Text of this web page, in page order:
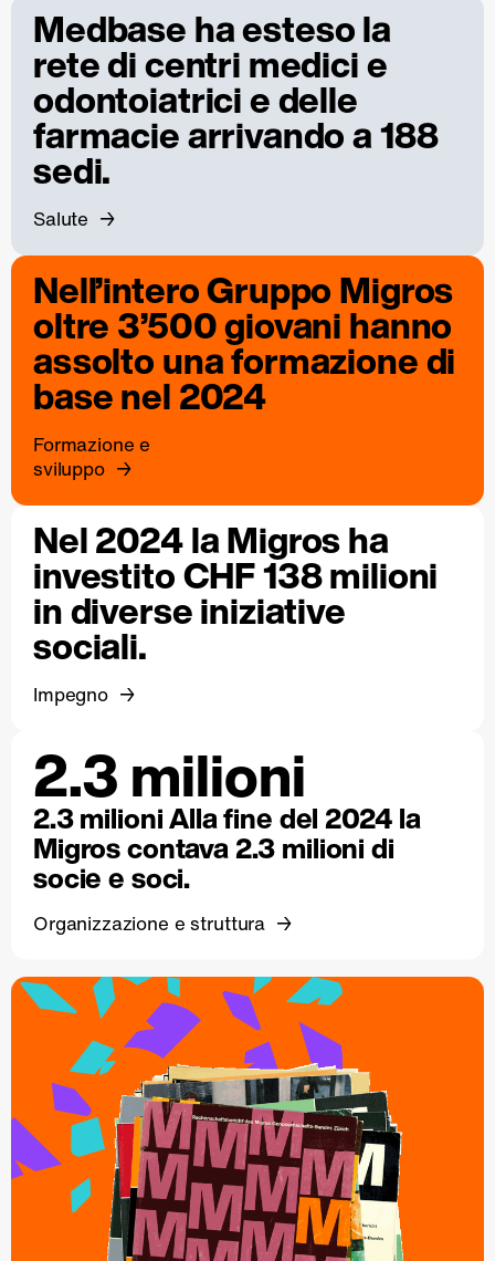
Medbase ha esteso la
rete di centri medici e
odontoiatrici e delle
farmacie arrivando a 188
sedi.
Salute
Nell’intero Gruppo Migros
oltre 3’500 giovani hanno
assolto una formazione di
base nel 2024
Formazione e
sviluppo
Nel 2024 la Migros ha
investito CHF 138 milioni
in diverse iniziative
sociali.
Impegno
2.3 milioni
2.3 milioni Alla fine del 2024 la
Migros contava 2.3 milioni di
socie e soci.
Organizzazione e struttura